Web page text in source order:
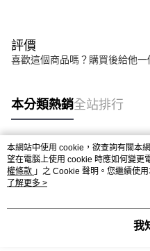
評價
喜歡這個商品嗎？購買後給他一
本分類熱銷全站排行
熱門標籤
本網站中使用 cookie，欲查詢有關本
望在電腦上使用 cookie 時應如何變更
權條款 」之 Cookie 聲明。您繼續使
用條款之 Cookie 聲明使用 cookie。
了解更多 >
我